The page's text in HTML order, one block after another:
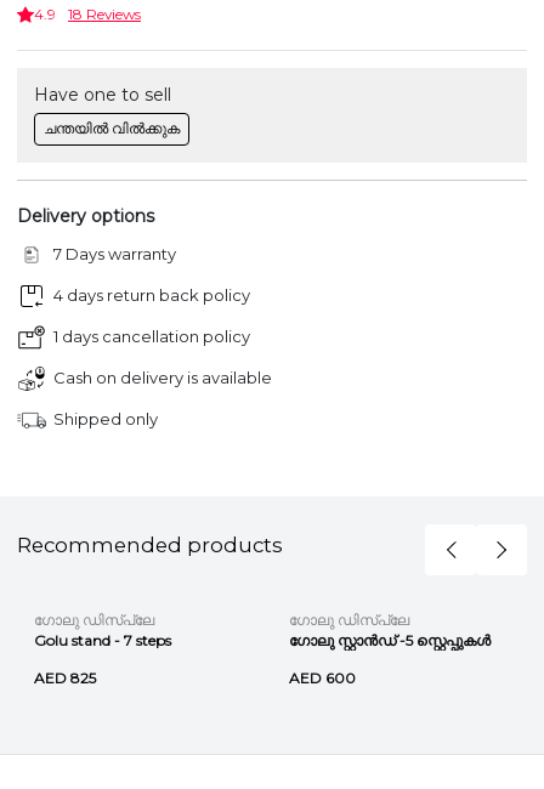
4.9 18 Reviews
Have one to sell
ചന്തയിൽ വിൽക്കുക
Delivery options
7 Days warranty
4 days return back policy
1 days cancellation policy
Cash on delivery is available
Shipped only
Recommended products
ഗോലു ഡിസ്പ്ലേ
Golu stand - 7 steps
AED 825
ഗോലു ഡിസ്പ്ലേ
ഗോലു സ്റ്റാൻഡ് -5 സ്റ്റെപ്പുകൾ
AED 600